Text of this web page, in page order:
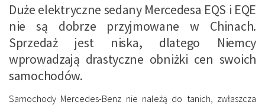
Duże elektryczne sedany Mercedesa EQS i EQE
nie są dobrze przyjmowane w Chinach.
Sprzedaż jest niska, dlatego Niemcy
wprowadzają drastyczne obniżki cen swoich
samochodów.
Samochody Mercedes-Benz nie należą do tanich, zwłaszcza